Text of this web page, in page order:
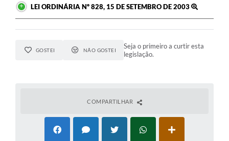
LEI ORDINÁRIA Nº 828, 15 DE SETEMBRO DE 2003
GOSTEI NÃO GOSTEI
Seja o primeiro a curtir esta
legislação.
COMPARTILHAR